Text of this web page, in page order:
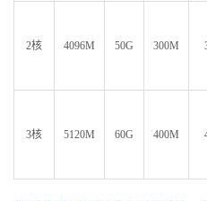
2核 4096M 50G 300M
3核 5120M 60G 400M